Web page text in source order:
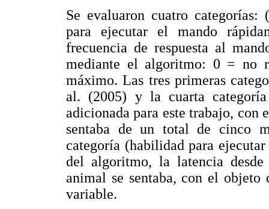
Se evaluaron cuatro
para ejecutar el mando
frecuencia de respuesta al
mediante el algoritmo: 0 = no
máximo. Las tres primeras
al. (2005) y la cuarta
adicionada para este trabajo, con
sentaba de un total de cinco
categoría (habilidad para
del algoritmo, la latencia
animal se sentaba, con el objeto
variable.